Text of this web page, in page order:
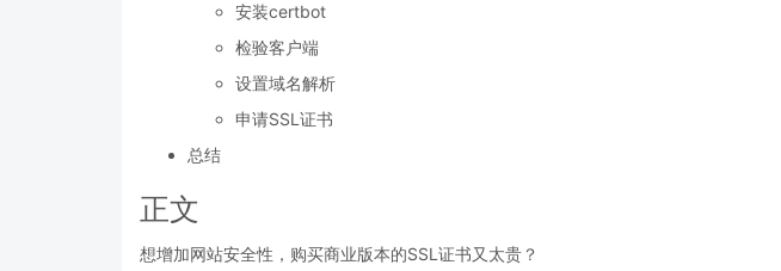
安装certbot
检验客户端
设置域名解析
申请SSL证书
总结
正文
想增加网站安全性，购买商业版本的SSL证书又太贵？